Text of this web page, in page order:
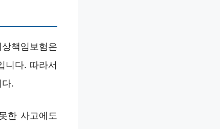
책임보험은
니다. 따라서
.
한 사고에도